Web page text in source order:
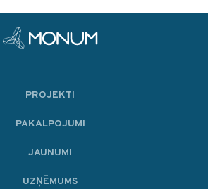
PROJEKTI
PAKALPOJUMI
JAUNUMI
UZŅĒMUMS